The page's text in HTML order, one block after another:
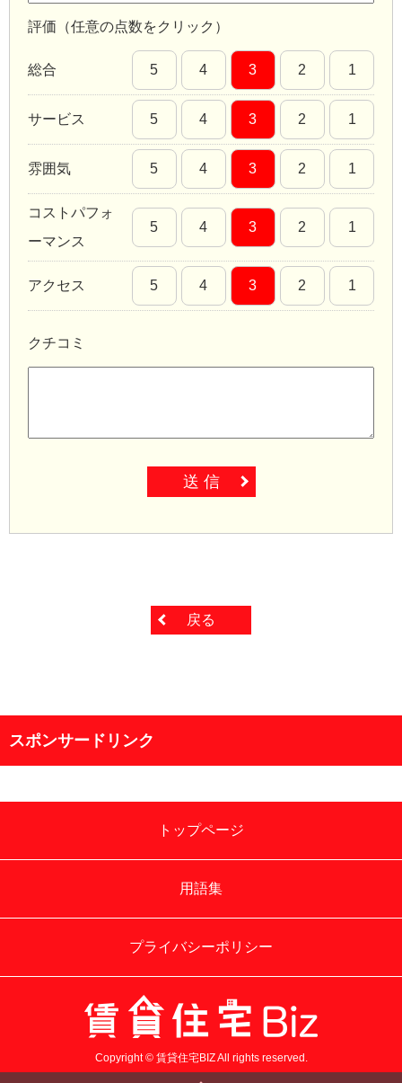
評価（任意の点数をクリック）
総合 5 4 3 2 1
サービス 5 4 3 2 1
雰囲気 5 4 3 2 1
コストパフォ
ーマンス
5 4 3 2 1
アクセス 5 4 3 2 1
クチコミ
送 信
戻る
スポンサードリンク
トップページ
用語集
プライバシーポリシー
Copyright © 賃貸住宅BIZ All rights reserved.